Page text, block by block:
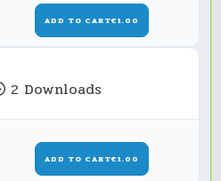
ADD TO CART€1.00
2 Downloads
ADD TO CART€1.00